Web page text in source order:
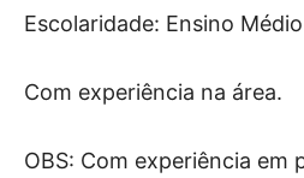
Escolaridade: Ensino
Com experiência na área.
OBS: Com experiência em